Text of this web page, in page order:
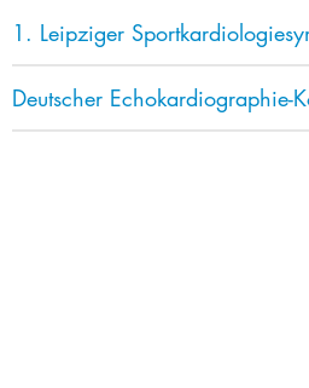
1. Leipziger